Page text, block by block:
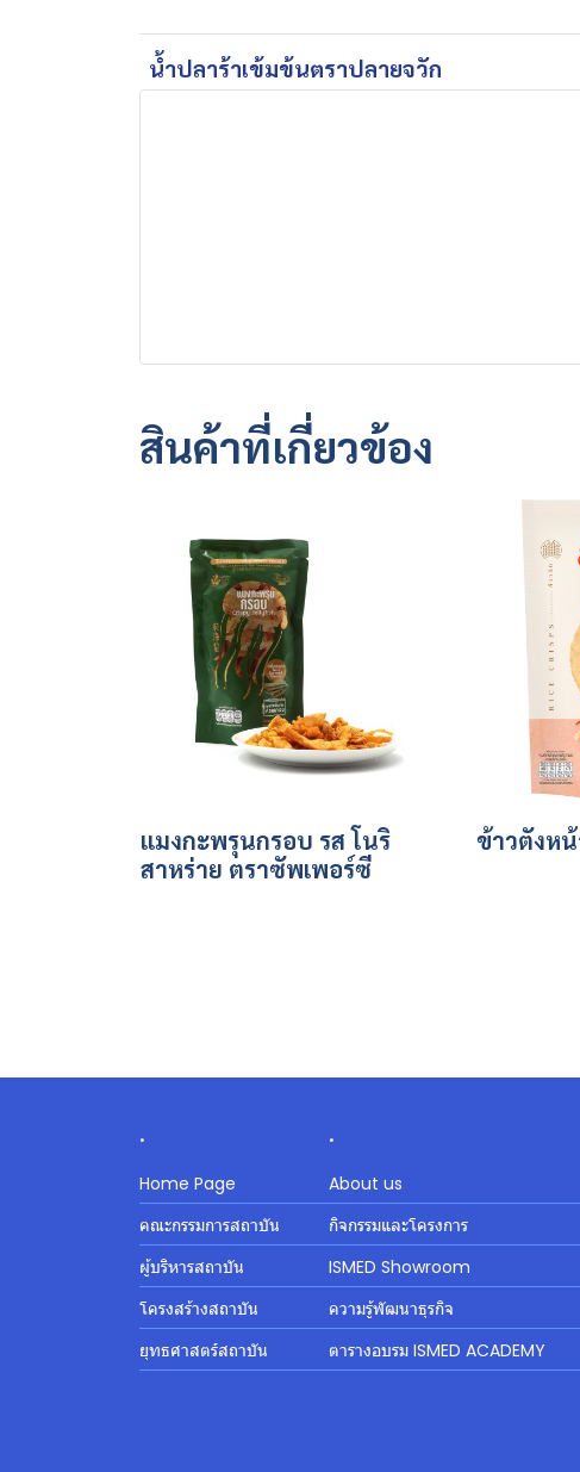
น้ำปลาร้าเข้มข้นตราปลายจวัก
สินค้าที่เกี่ยวข้อง
แมงกะพรุนกรอบ รส โนริ
สาหร่าย ตราซัพเพอร์ซี
ข้าวตังห
.
Home Page
คณะกรรมการสถาบัน
ผู้บริหารสถาบัน
โครงสร้างสถาบัน
ยุทธศาสตร์สถาบัน
.
About us
กิจกรรมและโครงการ
ISMED Showroom
ความรู้พัฒนาธุรกิจ
ตารางอบรม ISMED ACADEMY